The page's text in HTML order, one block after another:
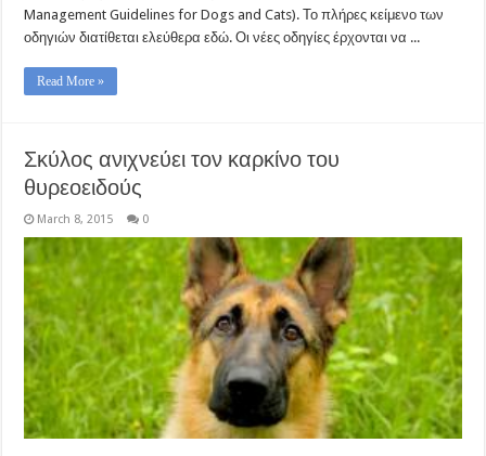
Management Guidelines for Dogs and Cats). Το πλήρες κείμενο των
οδηγιών διατίθεται ελεύθερα εδώ. Οι νέες οδηγίες έρχονται να ...
Read More »
Σκύλος ανιχνεύει τον καρκίνο του
θυρεοειδούς
March 8, 2015 0